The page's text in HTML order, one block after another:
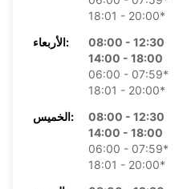
18:01 - 20:00*
الأربعاء:
08:00 - 12:30
14:00 - 18:00
06:00 - 07:59*
18:01 - 20:00*
الخميس:
08:00 - 12:30
14:00 - 18:00
06:00 - 07:59*
18:01 - 20:00*